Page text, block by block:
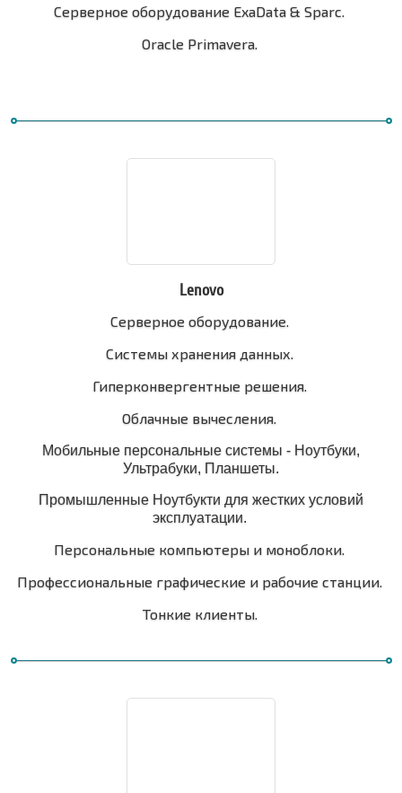
Серверное оборудование ExaData & Sparc.
Oracle Primavera.
Lenovo
Серверное оборудование.
Системы хранения данных.
Гиперконвергентные решения.
Облачные вычесления.
Мобильные персональные системы - Ноутбуки,
Ультрабуки, Планшеты.
Промышленные Ноутбукти для жестких условий
эксплуатации.
Персональные компьютеры и моноблоки.
Профессиональные графические и рабочие станции.
Тонкие клиенты.